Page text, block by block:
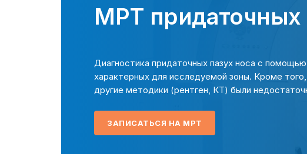
МРТ придаточных
Диагностика придаточных пазух носа с
характерных для исследуемой зоны. Кроме
другие методики (рентген, КТ) были
ЗАПИСАТЬСЯ НА МРТ